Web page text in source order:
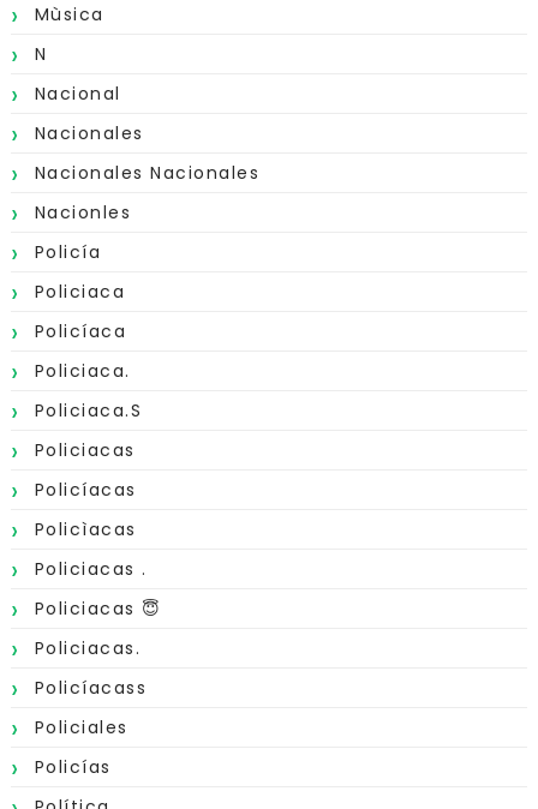
Mùsica
N
Nacional
Nacionales
Nacionales Nacionales
Nacionles
Policía
Policiaca
Policíaca
Policiaca.
Policiaca.s
Policiacas
Policíacas
Policìacas
Policiacas .
Policiacas 😇
Policiacas.
Policíacass
Policiales
Policías